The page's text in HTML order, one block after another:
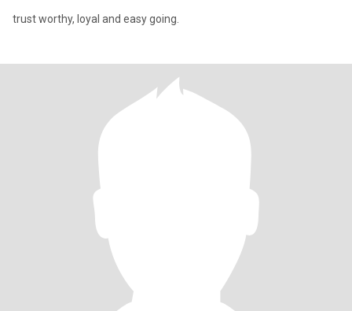
trust worthy, loyal and easy going.